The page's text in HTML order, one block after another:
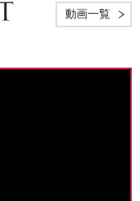
動画一覧